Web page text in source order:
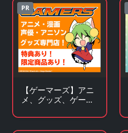
PR
【ゲーマーズ】アニ
メ、グッズ、ゲー
ア多数販売のチェー
ンストア